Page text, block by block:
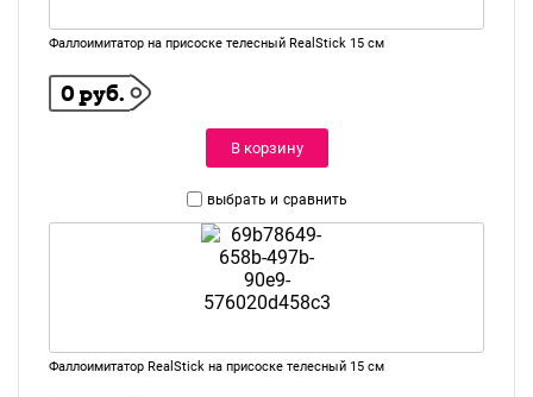
Фаллоимитатор на присоске телесный RealStick 15 см
0 руб.
В корзину
выбрать и сравнить
Фаллоимитатор RealStick на присоске телесный 15 см